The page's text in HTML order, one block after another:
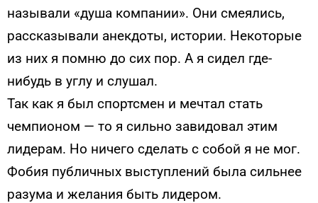
называли «душа компании». Они смеялись,
рассказывали анекдоты, истории. Некоторые
из них я помню до сих пор. А я сидел где-
нибудь в углу и слушал.
Так как я был спортсмен и мечтал стать
чемпионом — то я сильно завидовал этим
лидерам. Но ничего сделать с собой я не мог.
Фобия публичных выступлений была сильнее
разума и желания быть лидером.